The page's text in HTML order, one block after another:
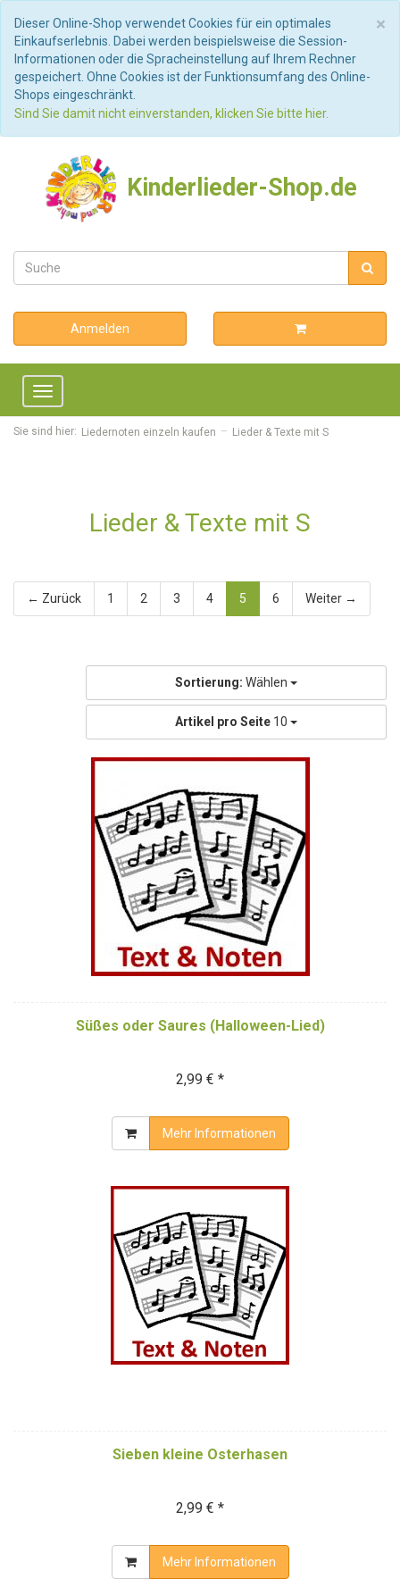
×
Dieser Online-Shop verwendet Cookies für ein optimales
Einkaufserlebnis. Dabei werden beispielsweise die Session-
Informationen oder die Spracheinstellung auf Ihrem Rechner
gespeichert. Ohne Cookies ist der Funktionsumfang des Online-
Shops eingeschränkt.
Sind Sie damit nicht einverstanden, klicken Sie bitte hier.
Kinderlieder-Shop.de
Anmelden
Toggle
navigation
Sie sind hier: Liedernoten einzeln kaufen Lieder & Texte mit S
Lieder & Texte mit S
← Zurück 1 2 3 4 5 6 Weiter →
Sortierung: Wählen
Artikel pro Seite 10
Süßes oder Saures (Halloween-Lied)
2,99 € *
Mehr Informationen
Sieben kleine Osterhasen
2,99 € *
Mehr Informationen